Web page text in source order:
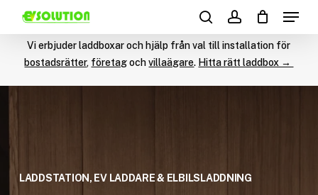
content
Products
search
searchaccount
Menu
Vi erbjuder laddboxar och hjälp från val till installation för
bostadsrätter, företagochvillaägare. Hitta rätt laddbox →
LADDSTATION, EV LADDARE & ELBILSLADDNING